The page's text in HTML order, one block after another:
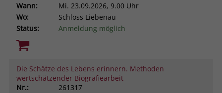
Wann:
Mi. 23.09.2026, 9.00 Uhr
Wo:
Schloss Liebenau
Status:
Anmeldung möglich
Die Schätze des Lebens erinnern. Methoden
wertschätzender Biografiearbeit
Nr.:
261317